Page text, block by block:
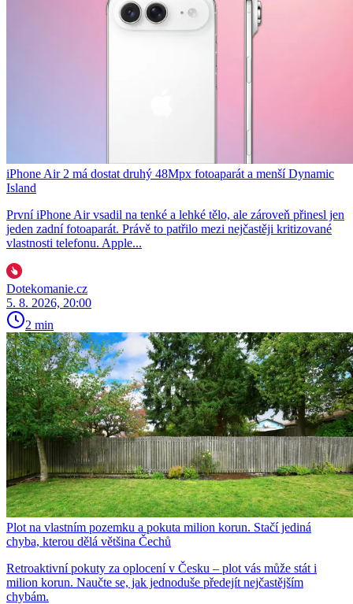
iPhone Air 2 má dostat druhý 48Mpx fotoaparát a menší Dynamic
Island
První iPhone Air vsadil na tenké a lehké tělo, ale zároveň přinesl jen
jeden zadní fotoaparát. Právě to patřilo mezi nejčastěji kritizované
vlastnosti telefonu. Apple...
Dotekomanie.cz
5. 8. 2026, 20:00
2 min
Plot na vlastním pozemku a pokuta milion korun. Stačí jediná
chyba, kterou dělá většina Čechů
Retroaktivní pokuty za oplocení v Česku – plot vás může stát i
milion korun. Naučte se, jak jednoduše předejít nejčastějším
chybám.